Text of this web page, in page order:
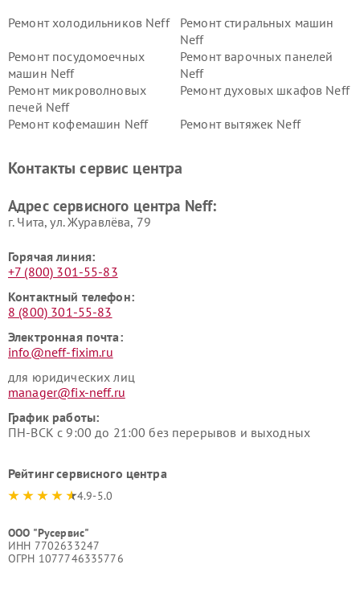
Ремонт холодильников Neff
Ремонт стиральных машин
Neff
Ремонт посудомоечных
машин Neff
Ремонт варочных панелей
Neff
Ремонт микроволновых
печей Neff
Ремонт духовых шкафов Neff
Ремонт кофемашин Neff Ремонт вытяжек Neff
Контакты сервис центра
Адрес сервисного центра Neff:
г. Чита, ул. Журавлёва, 79
Горячая линия:
+7 (800) 301-55-83
Контактный телефон:
8 (800) 301-55-83
Электронная почта:
info@neff-fixim.ru
для юридических лиц
manager@fix-neff.ru
График работы:
ПН-ВСК с 9:00 до 21:00 без перерывов и выходных
Рейтинг сервисного центра
4.9-5.0
ООО "Русервис"
ИНН 7702633247
ОГРН 1077746335776